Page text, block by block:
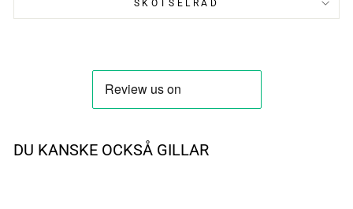
SKÖTSELRÅD
DU KANSKE OCKSÅ GILLAR